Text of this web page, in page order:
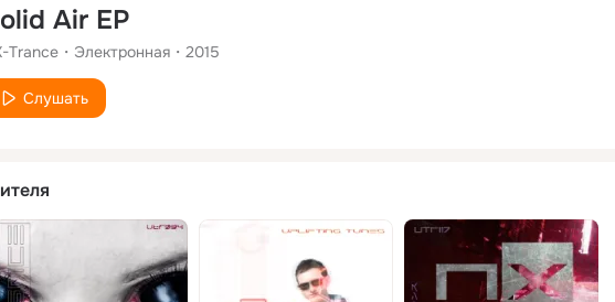
Air EP
Trance Электронная 2015
Слушать